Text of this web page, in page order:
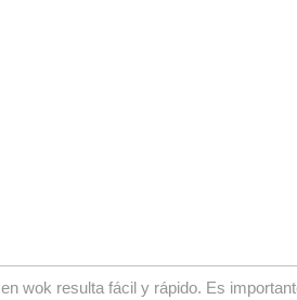
wok resulta fácil y rápido. Es